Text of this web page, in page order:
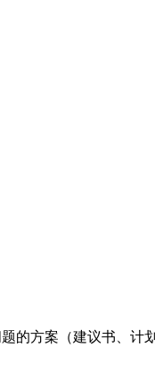
的方案（建议书、计